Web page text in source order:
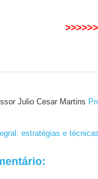
>>>>>>
Julio Cesar Martins
estratégias e